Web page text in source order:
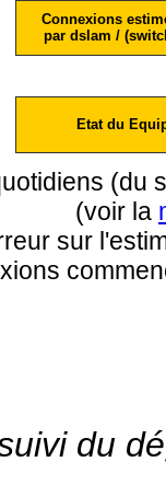
Connexions
par dslam /
Etat du
(du
(voir la
sur
du